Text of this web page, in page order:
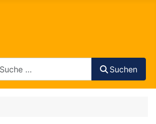
Suchen